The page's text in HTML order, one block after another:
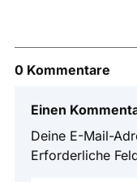
0 Kommentare
Einen
Deine E-Mail-
Erforderliche